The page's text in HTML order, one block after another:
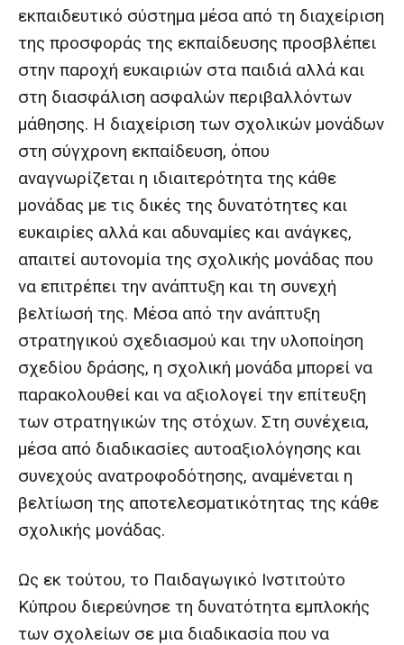
εκπαιδευτικό σύστημα μέσα από τη διαχείριση
της προσφοράς της εκπαίδευσης προσβλέπει
στην παροχή ευκαιριών στα παιδιά αλλά και
στη διασφάλιση ασφαλών περιβαλλόντων
μάθησης. Η διαχείριση των σχολικών μονάδων
στη σύγχρονη εκπαίδευση, όπου
αναγνωρίζεται η ιδιαιτερότητα της κάθε
μονάδας με τις δικές της δυνατότητες και
ευκαιρίες αλλά και αδυναμίες και ανάγκες,
απαιτεί αυτονομία της σχολικής μονάδας που
να επιτρέπει την ανάπτυξη και τη συνεχή
βελτίωσή της. Μέσα από την ανάπτυξη
στρατηγικού σχεδιασμού και την υλοποίηση
σχεδίου δράσης, η σχολική μονάδα μπορεί να
παρακολουθεί και να αξιολογεί την επίτευξη
των στρατηγικών της στόχων. Στη συνέχεια,
μέσα από διαδικασίες αυτοαξιολόγησης και
συνεχούς ανατροφοδότησης, αναμένεται η
βελτίωση της αποτελεσματικότητας της κάθε
σχολικής μονάδας.
Ως εκ τούτου, το Παιδαγωγικό Ινστιτούτο
Κύπρου διερεύνησε τη δυνατότητα εμπλοκής
των σχολείων σε μια διαδικασία που να